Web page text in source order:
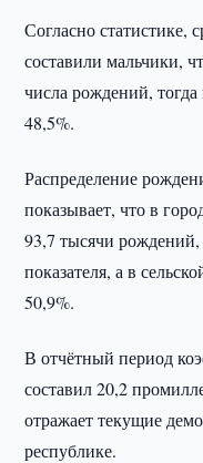
Согласно статистике,
составили мальчики,
числа рождений,
48,5%.
Распределение
показывает, что в
93,7 тысячи рождений,
показателя, а в
50,9%.
В отчётный период
составил 20,2
отражает текущие
республике.